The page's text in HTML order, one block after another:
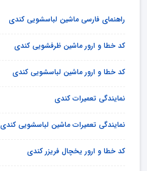
راهنمای فارسی ماشین لباسشویی کندی
کد خطا و ارور ماشین ظرفشویی کندی
کد خطا و ارور ماشین لباسشویی کندی
نمایندگی تعمیرات کندی
نمایندگی تعمیرات ماشین لباسشویی کندی
کد خطا و ارور یخچال فریزر کندی